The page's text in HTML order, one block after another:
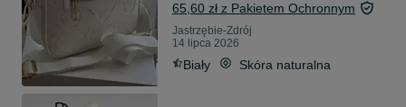
65,60 zł z Pakietem Ochronnym
Jastrzębie-Zdrój
14 lipca 2026
Biały Skóra naturalna